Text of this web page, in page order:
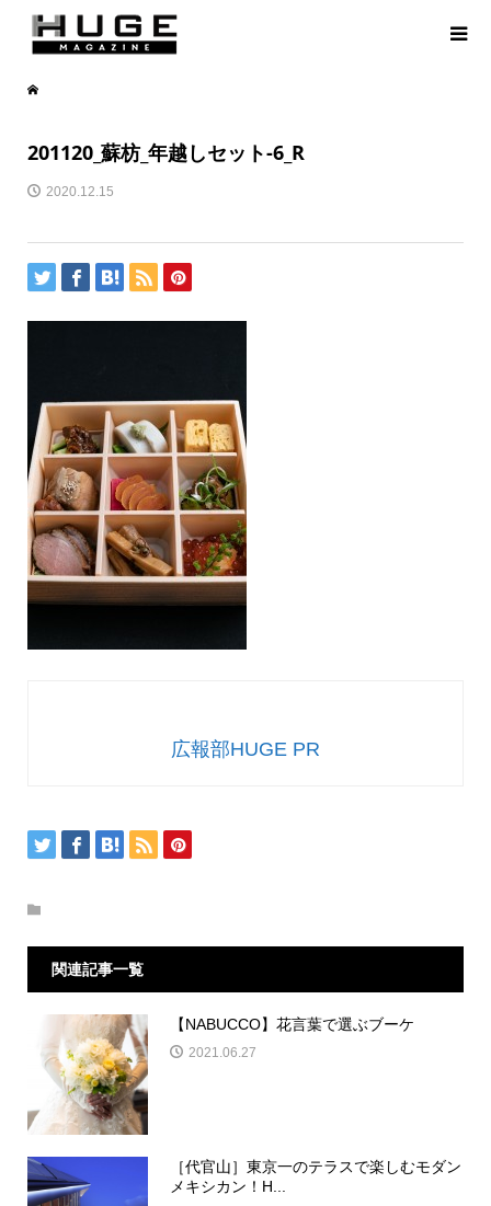
201120_蘇枋_年越しセット-6_R
2020.12.15
広報部HUGE PR
関連記事一覧
【NABUCCO】花言葉で選ぶブーケ
2021.06.27
［代官山］東京一のテラスで楽しむモダン
メキシカン！H...